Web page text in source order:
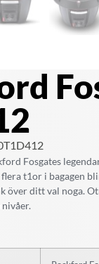
Fosgates
t1or i bagagen
över ditt val noga.